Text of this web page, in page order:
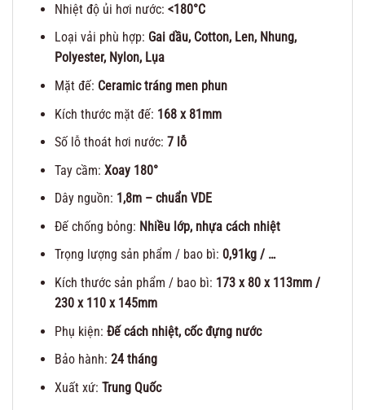
Nhiệt độ ủi hơi nước: <180°C
Loại vải phù hợp: Gai dầu, Cotton, Len, Nhung,
Polyester, Nylon, Lụa
Mặt đế: Ceramic tráng men phun
Kích thước mặt đế: 168 x 81mm
Số lỗ thoát hơi nước: 7 lỗ
Tay cầm: Xoay 180°
Dây nguồn: 1,8m – chuẩn VDE
Đế chống bỏng: Nhiều lớp, nhựa cách nhiệt
Trọng lượng sản phẩm / bao bì: 0,91kg / …
Kích thước sản phẩm / bao bì: 173 x 80 x 113mm /
230 x 110 x 145mm
Phụ kiện: Đế cách nhiệt, cốc đựng nước
Bảo hành: 24 tháng
Xuất xứ: Trung Quốc